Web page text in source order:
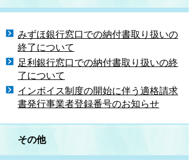
みずほ銀行窓口での納付書取り扱いの
終了について
足利銀行窓口での納付書取り扱いの終
了について
インボイス制度の開始に伴う適格請求
書発行事業者登録番号のお知らせ
その他